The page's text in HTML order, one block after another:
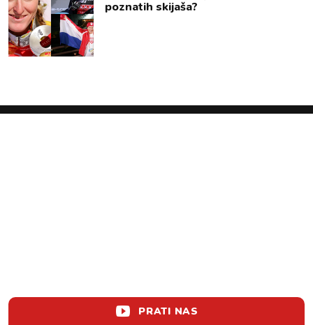
poznatih skijaša?
PRATI NAS